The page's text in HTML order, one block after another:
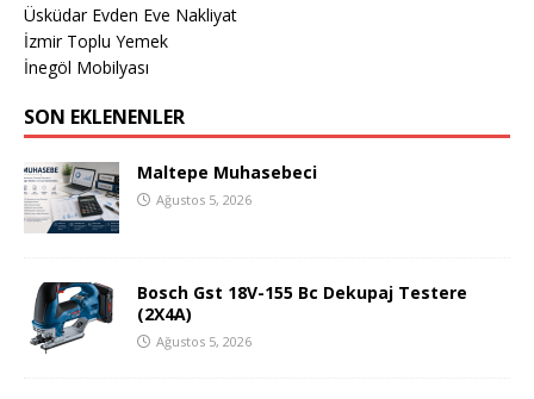
Üsküdar Evden Eve Nakliyat
İzmir Toplu Yemek
İnegöl Mobilyası
SON EKLENENLER
Maltepe Muhasebeci
Ağustos 5, 2026
Bosch Gst 18V-155 Bc Dekupaj Testere
(2X4A)
Ağustos 5, 2026